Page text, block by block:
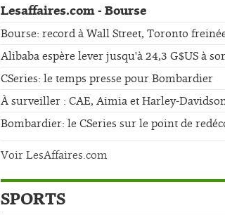
Lesaffaires.com - Bourse
Bourse: record à Wall Street, Toronto
Alibaba espère lever jusqu'à 24,3 G$US à
CSeries: le temps presse pour Bombardier
À surveiller : CAE, Aimia et Harley-
Bombardier: le CSeries sur le point de
Voir LesAffaires.com
SPORTS